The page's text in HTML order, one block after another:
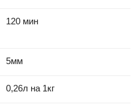
120 мин
5мм
0,26л на 1кг